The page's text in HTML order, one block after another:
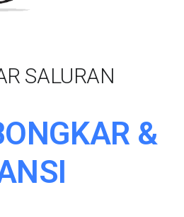
SALURAN
&